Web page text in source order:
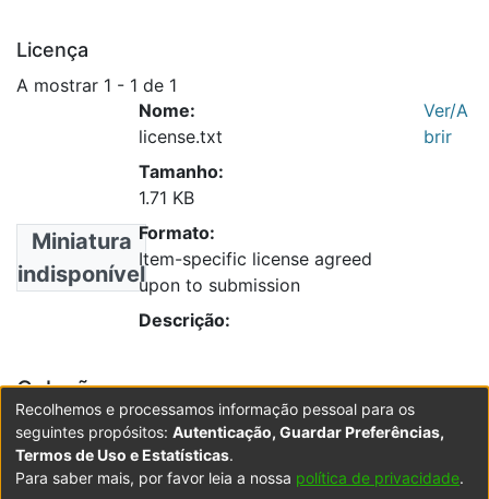
Licença
A mostrar 1 - 1 de 1
Miniatura
indisponível
Nome:
license.txt
Tamanho:
1.71 KB
Formato:
Item-specific license agreed
upon to submission
Descrição:
Ver/A
brir
Coleções
Revista Lusófona de Ciências Aeronáuticas
Powered by DSpace Copyright © 2003-2026LYRASIS
Recolhemos e processamos informação pessoal para os
seguintes propósitos: Autenticação, Guardar Preferências,
Termos de Uso e Estatísticas.
Para saber mais, por favor leia a nossa política de privacidade.